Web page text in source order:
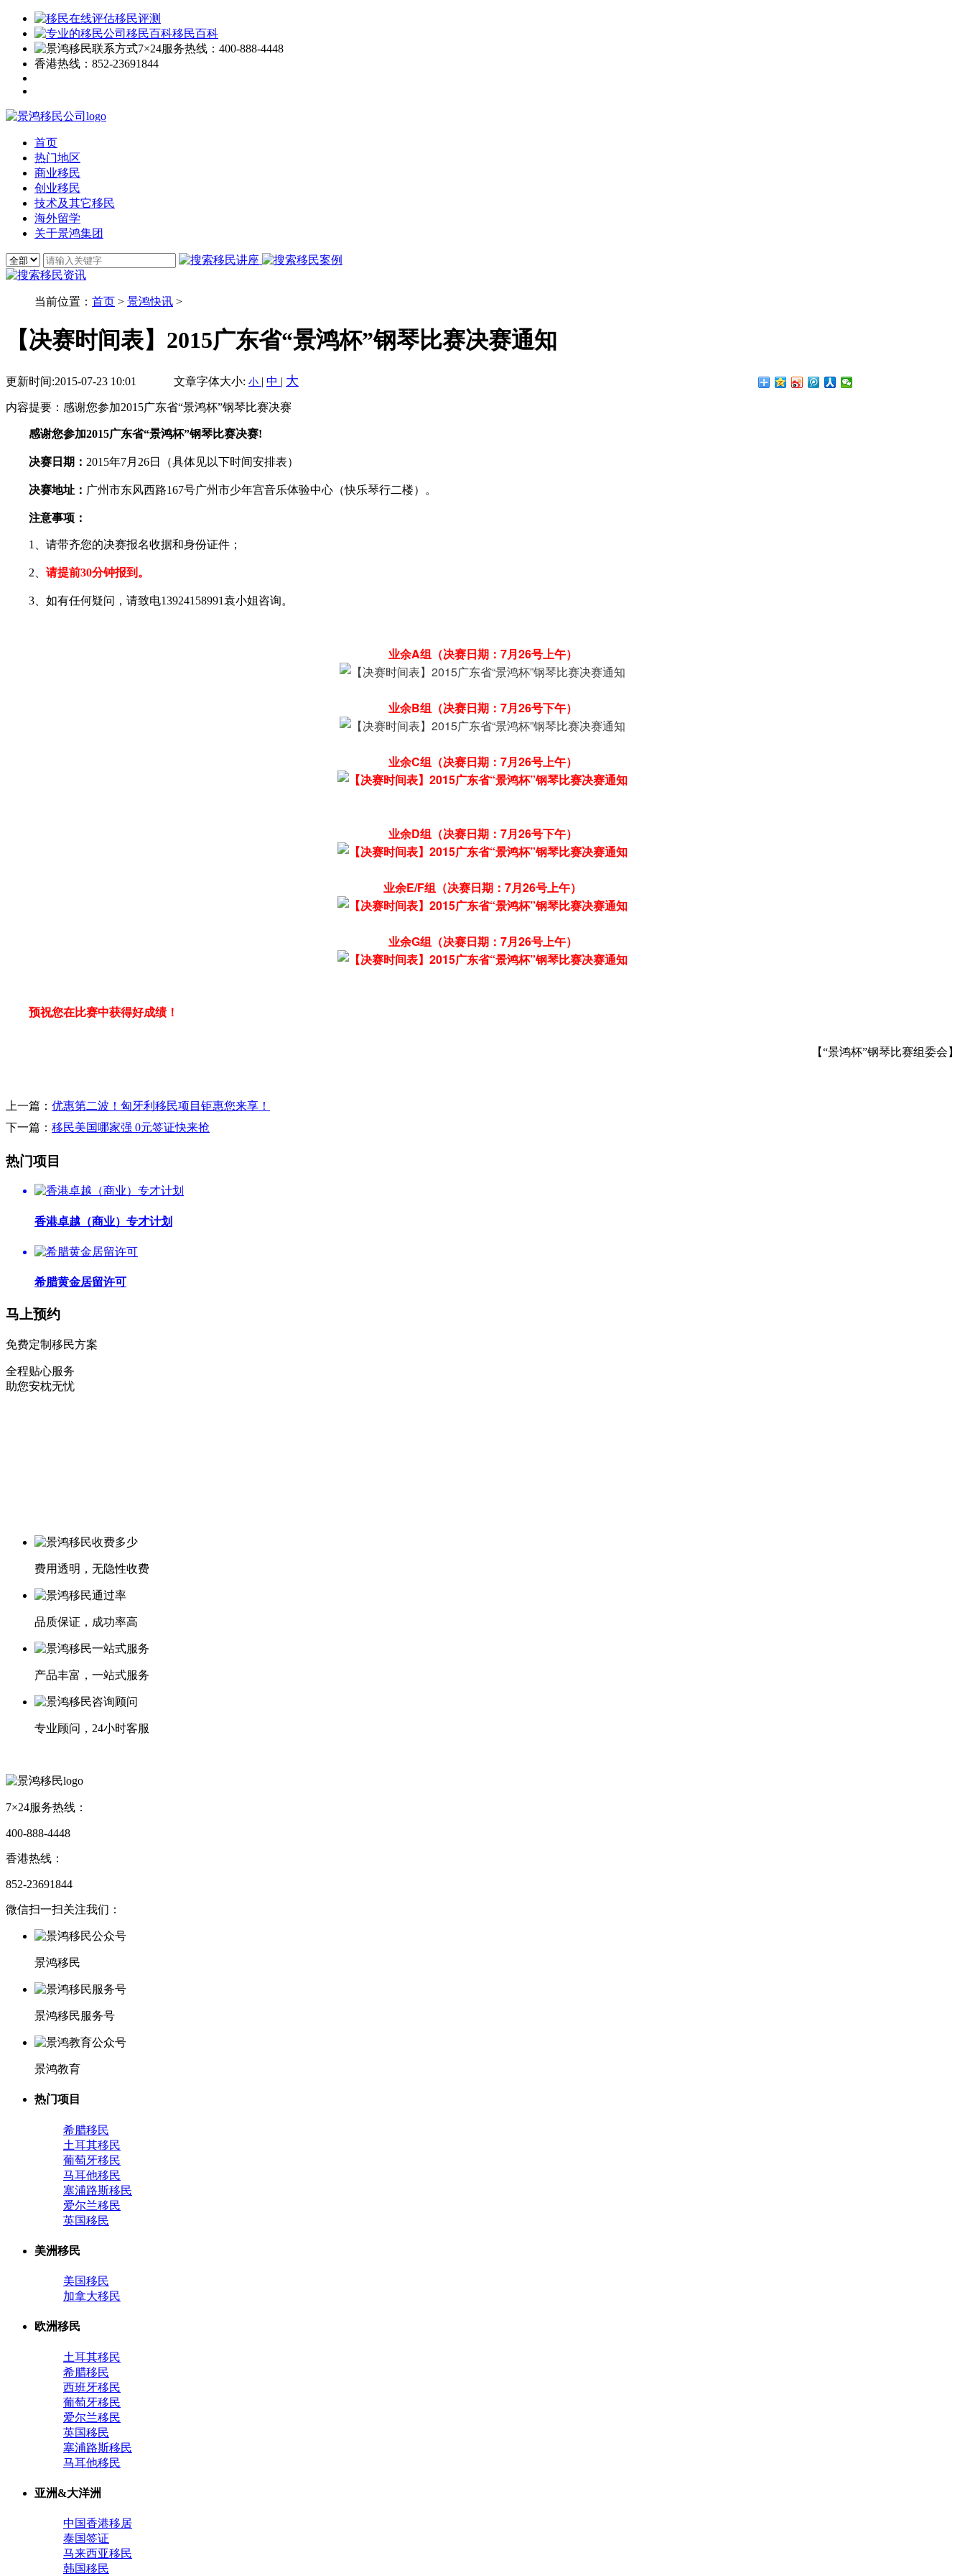
移民评测
移民百科
7×24服务热线： 400-888-4448
香港热线： 852-23691844
首页
热门地区
商业移民
创业移民
技术及其它移民
海外留学
关于景鸿集团
当前位置： 首页 > 景鸿快讯 >
【决赛时间表】2015广东省“景鸿杯”钢琴比赛决赛通知
更新时间:2015-07-23 10:01 文章字体大小: 小 | 中 | 大
内容提要：感谢您参加2015广东省“景鸿杯”钢琴比赛决赛
感谢您参加2015广东省“景鸿杯”钢琴比赛决赛!
决赛日期： 2015年7月26日（具体见以下时间安排表）
决赛地址： 广州市东风西路167号广州市少年宫音乐体验中心（快乐琴行二楼）。
注意事项：
1、请带齐您的决赛报名收据和身份证件；
2、 请提前30分钟报到。
3、如有任何疑问，请致电13924158991袁小姐咨询。
业余A组（决赛日期：7月26号上午）
业余B组（决赛日期：7月26号下午）
业余C组（决赛日期：7月26号上午）
业余D组（决赛日期：7月26号下午）
业余E/F组（决赛日期：7月26号上午）
业余G组（决赛日期：7月26号上午）
预祝您在比赛中获得好成绩！
【“景鸿杯”钢琴比赛组委会】
上一篇： 优惠第二波！匈牙利移民项目钜惠您来享！
下一篇： 移民美国哪家强 0元签证快来抢
热门项目
香港卓越（商业）专才计划
希腊黄金居留许可
马上预约
免费定制移民方案
全程贴心服务
助您安枕无忧
费用透明，无隐性收费
品质保证，成功率高
产品丰富，一站式服务
专业顾问，24小时客服
7×24服务热线：
400-888-4448
香港热线：
852-23691844
微信扫一扫关注我们：
景鸿移民
景鸿移民服务号
景鸿教育
热门项目
希腊移民
土耳其移民
葡萄牙移民
马耳他移民
塞浦路斯移民
爱尔兰移民
英国移民
美洲移民
美国移民
加拿大移民
欧洲移民
土耳其移民
希腊移民
西班牙移民
葡萄牙移民
爱尔兰移民
英国移民
塞浦路斯移民
马耳他移民
亚洲&大洋洲
中国香港移居
泰国签证
马来西亚移民
韩国移民